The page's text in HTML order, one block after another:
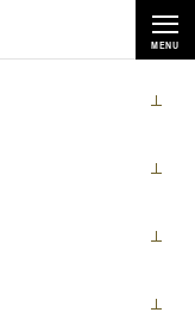
MENU
大学）の体験記